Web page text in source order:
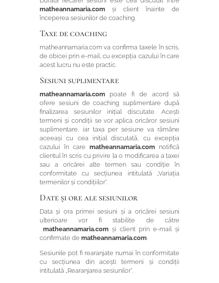
matheannamaria.comși client înainte de
începerea sesiunilor de coaching.
Taxe de coaching
matheannamaria.com va confirma taxele în scris,
de obicei prin e-mail, cu excepția cazului în care
acest lucru nu este practic.
Sesiuni suplimentare
matheannamaria.compoate fi de acord să
ofere sesiuni de coaching suplimentare după
finalizarea sesiunilor inițial discutate. Acești
termeni și condiții se vor aplica oricăror sesiuni
suplimentare, iar taxa per sesiune va rămâne
aceeași cu cea inițial discutată, cu excepția
cazului în carematheannamaria.com notifică
clientul în scris cu privire la o modificarea a taxei
sau a oricărei alte termen sau condiție în
conformitate cu secțiunea intitulată „Variația
termenilor și condițiilor”.
Date și ore ale sesiunilor
Data și ora primei sesiuni și a oricărei sesiuni
ulterioare vor fi stabilite de către
matheannamaria.comși client prin e-mail și
confirmate de matheannamaria.com.
Sesiunile pot fi rearanjate numai în conformitate
cu secțiunea din acești termeni și condiții
intitulată „Rearanjarea sesiunilor”.